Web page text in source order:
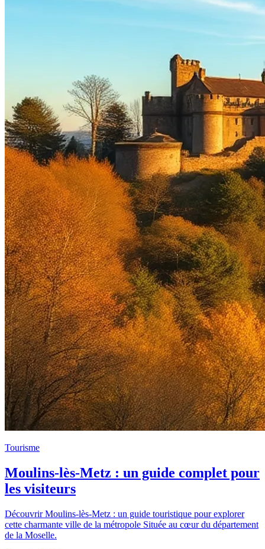
Tourisme
Moulins-lès-Metz : un guide complet pour
les visiteurs
Découvrir Moulins-lès-Metz : un guide touristique pour explorer
cette charmante ville de la métropole Située au cœur du département
de la Moselle.